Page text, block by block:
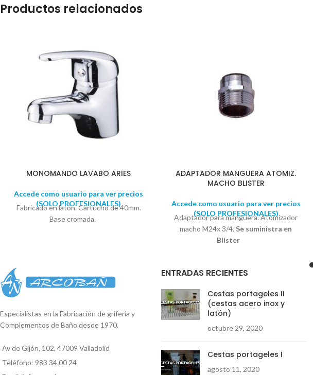
Productos relacionados
MONOMANDO LAVABO ARIES
Accede como usuario para ver precios
(SOLO PROFESIONALES)
Fabricado en latón. Cartucho de 40mm.
Base cromada.
ADAPTADOR MANGUERA ATOMIZ.
MACHO BLISTER
Accede como usuario para ver precios
(SOLO PROFESIONALES)
Adaptador para manguera. Atomizador
macho M24x 3/4. Se suministra en
Blister
Especialistas en la Fabricación de grifería y
Complementos de Baño desde 1970.
Av de Gijón, 102, 47009 Valladolid
Teléfono: 983 34 00 24
ENTRADAS RECIENTES
Cestas portageles II
(cestas acero inox y
latón)
octubre 29, 2020
Cestas portageles I
agosto 11, 2020